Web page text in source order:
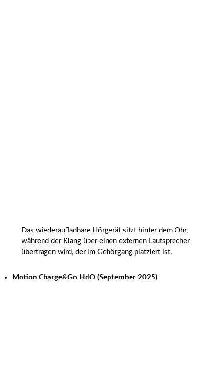
Das wiederaufladbare Hörgerät sitzt hinter dem Ohr,
während der Klang über einen externen Lautsprecher
übertragen wird, der im Gehörgang platziert ist.
Motion Charge&Go HdO (September 2025)